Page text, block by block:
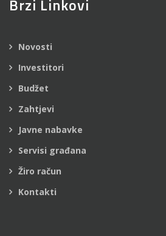
Brzi Linkovi
Novosti
Investitori
Budžet
Zahtjevi
Javne nabavke
Servisi građana
Žiro račun
Kontakti